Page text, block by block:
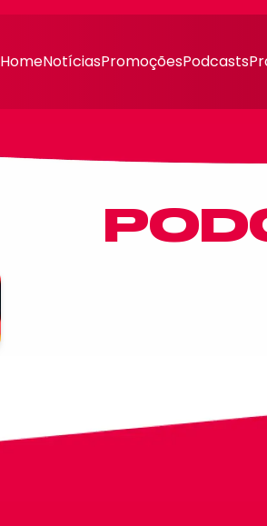
HomeNotíciasPromoçõesPodcasts